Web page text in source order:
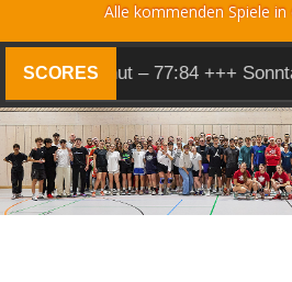
Alle kommenden Spiele in
SCORES
@ Landshut – 77:84 +++